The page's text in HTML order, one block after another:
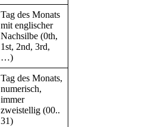
Tag des Monats
mit englischer
Nachsilbe (0th,
1st, 2nd, 3rd,
…)
Tag des Monats,
numerisch,
immer
zweistellig (00..
31)